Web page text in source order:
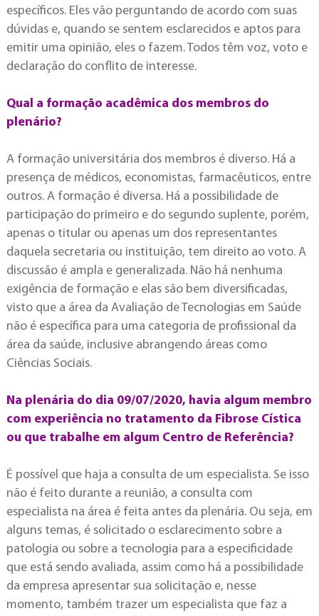
específicos. Eles vão perguntando de acordo com suas
dúvidas e, quando se sentem esclarecidos e aptos para
emitir uma opinião, eles o fazem. Todos têm voz, voto e
declaração do conflito de interesse.
Qual a formação acadêmica dos membros do
plenário?
A formação universitária dos membros é diverso. Há a
presença de médicos, economistas, farmacêuticos, entre
outros. A formação é diversa. Há a possibilidade de
participação do primeiro e do segundo suplente, porém,
apenas o titular ou apenas um dos representantes
daquela secretaria ou instituição, tem direito ao voto. A
discussão é ampla e generalizada. Não há nenhuma
exigência de formação e elas são bem diversificadas,
visto que a área da Avaliação de Tecnologias em Saúde
não é específica para uma categoria de profissional da
área da saúde, inclusive abrangendo áreas como
Ciências Sociais.
Na plenária do dia 09/07/2020, havia algum membro
com experiência no tratamento da Fibrose Cística
ou que trabalhe em algum Centro de Referência?
É possível que haja a consulta de um especialista. Se isso
não é feito durante a reunião, a consulta com
especialista na área é feita antes da plenária. Ou seja, em
alguns temas, é solicitado o esclarecimento sobre a
patologia ou sobre a tecnologia para a especificidade
que está sendo avaliada, assim como há a possibilidade
da empresa apresentar sua solicitação e, nesse
momento, também trazer um especialista que faz a